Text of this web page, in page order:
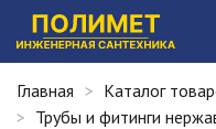
Главная Каталог
Трубы и фитинги